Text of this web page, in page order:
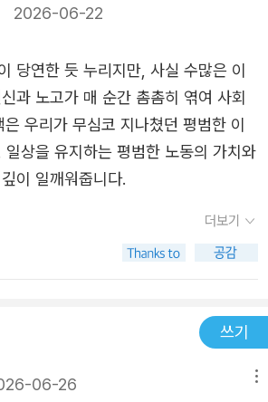
사람’은 세상이 더
는 이들을 엮었다. 무명 시절부터 단
동에 대한 존중이 남다르며 수입의 1
방송연기자 노조 조합원 배우 이정은,
고자 통 큰 기부를 이어가는 싱어송라
한 불법 낙인과 편견을 없애고자 노
켜가는 타투이스트 황도, 서른이 되면
인, 늙고 아픈 어르신의 곁이 되어주
을 승화시키는 ‘동준이 엄마’ 요양 보
고 창작하고 개선하고 나누는 행위를
체의 안위를 위해 “같이 가자고 말하
. 투잡 스리잡으로 배우자가 진 빚을 22
때때로 나라의 평화를 위해 기도하는
2026-06-22
당연한 듯 누리지만, 사실 수많은 이
과 노고가 매 순간 촘촘히 엮여 사회
우리가 무심코 지나쳤던 평범한 이
상을 유지하는 평범한 노동의 가치와
이 일깨워줍니다.
더보기
쓰기
06-26